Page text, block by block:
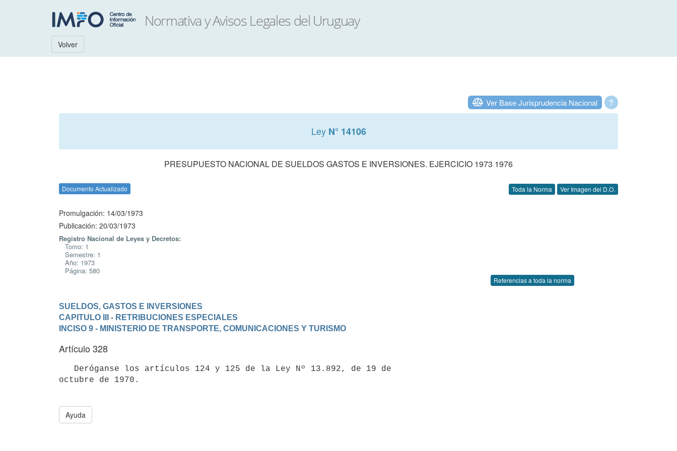
Volver
?
Ver Base Jurisprudencia Nacional
Ley N° 14106
PRESUPUESTO NACIONAL DE SUELDOS GASTOS E INVERSIONES. EJERCICIO 1973 1976
Documento Actualizado Toda la Norma Ver Imagen del D.O.
Promulgación: 14/03/1973
Publicación: 20/03/1973
Registro Nacional de Leyes y Decretos:
Tomo: 1
Semestre: 1
Año: 1973
Página: 580
Referencias a toda la norma
SUELDOS, GASTOS E INVERSIONES
CAPITULO III - RETRIBUCIONES ESPECIALES
INCISO 9 - MINISTERIO DE TRANSPORTE, COMUNICACIONES Y TURISMO
Artículo 328
octubre de 1970.
Ayuda